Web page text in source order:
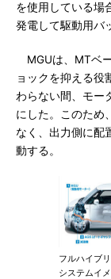
を使用している場
発電して駆動用バ
MGUは、MTベ
ョックを抑える役
わらない間、モー
にした。このため
なく、出力側に配
動する。
フルハイブ
システムイ